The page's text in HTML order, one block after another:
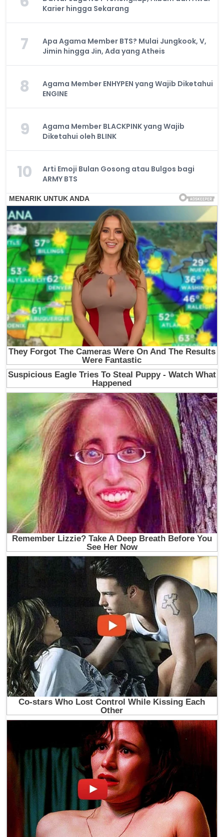
Karier hingga Sekarang
7
Apa Agama Member BTS? Mulai Jungkook, V,
Jimin hingga Jin, Ada yang Atheis
8
Agama Member ENHYPEN yang Wajib Diketahui
ENGINE
9
Agama Member BLACKPINK yang Wajib
Diketahui oleh BLINK
10
Arti Emoji Bulan Gosong atau Bulgos bagi
ARMY BTS